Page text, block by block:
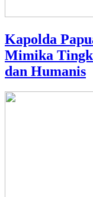
Kapolda
Mimika
dan Humanis